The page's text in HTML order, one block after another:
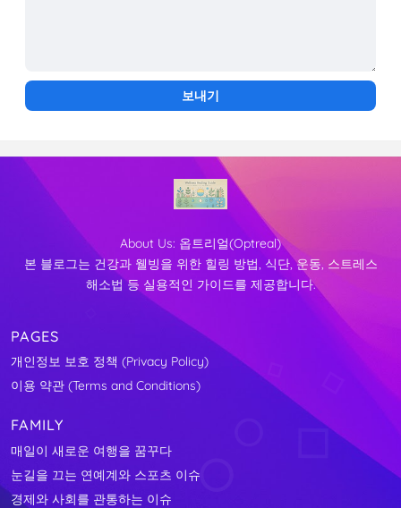
About Us: 옵트리얼(Optreal)
본 블로그는 건강과 웰빙을 위한 힐링 방법, 식단, 운동, 스트레스
해소법 등 실용적인 가이드를 제공합니다.
PAGES
개인정보 보호 정책 (Privacy Policy)
이용 약관 (Terms and Conditions)
FAMILY
매일이 새로운 여행을 꿈꾸다
눈길을 끄는 연예계와 스포츠 이슈
경제와 사회를 관통하는 이슈